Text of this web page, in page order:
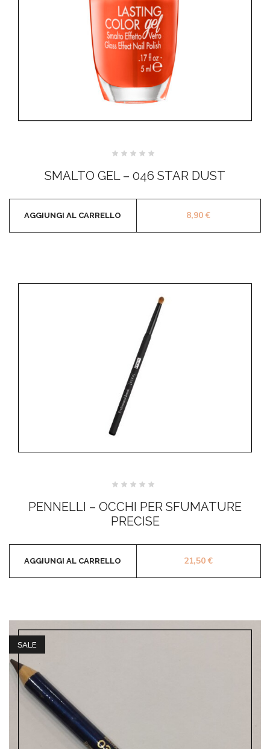
su
5
SMALTO GEL – 046 STAR DUST
8,90€
AGGIUNGI AL CARRELLO
su
5
PENNELLI – OCCHI PER SFUMATURE
PRECISE
21,50€
AGGIUNGI AL CARRELLO
SALE